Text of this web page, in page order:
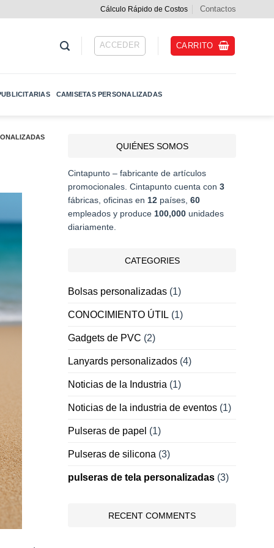
Cálculo Rápido de Costos Contactos
ACCEDER CARRITO
CAMISETAS PERSONALIZADAS
QUIÉNES SOMOS
Cintapunto – fabricante de artículos
promocionales. Cintapunto cuenta con 3
fábricas, oficinas en 12 países, 60
empleados y produce 100,000 unidades
diariamente.
CATEGORIES
Bolsas personalizadas (1)
CONOCIMIENTO ÚTIL (1)
Gadgets de PVC (2)
Lanyards personalizados (4)
Noticias de la Industria (1)
Noticias de la industria de eventos (1)
Pulseras de papel (1)
Pulseras de silicona (3)
pulseras de tela personalizadas (3)
RECENT COMMENTS